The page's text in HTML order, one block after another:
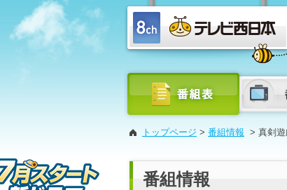
トップページ > 番組情報 > 真剣
番組情報